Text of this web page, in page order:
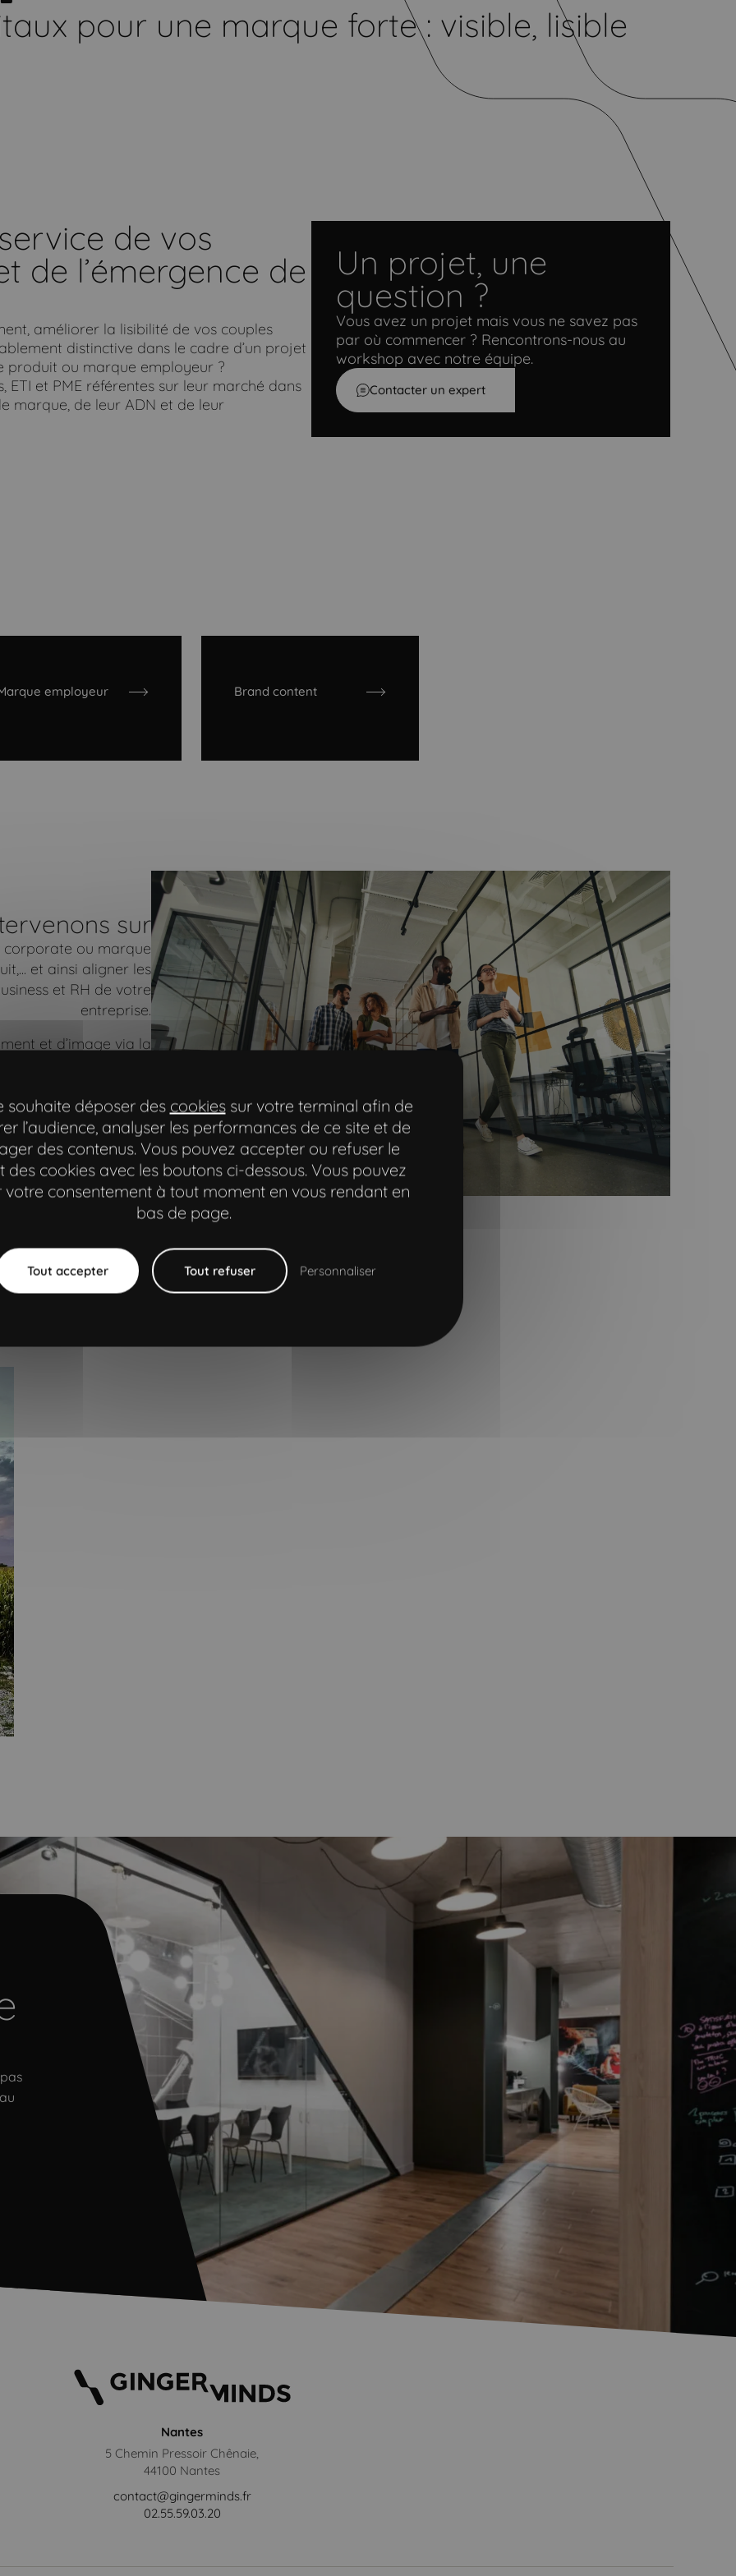
pour une marque forte : visible, lisible
de vos
de l’émergence de
améliorer la lisibilité de vos couples
distinctive dans le cadre d’un projet
produit ou marque employeur ?
et PME référentes sur leur marché dans
marque, de leur ADN et de leur
Un projet, une
question ?
Vous avez un projet mais vous ne savez pas
par où commencer ? Rencontrons-nous au
workshop avec notre équipe.
Contacter un expert
employeur Brand content
sur
corporate ou marque
et ainsi aligner les
et RH de votre
entreprise.
et d’image via la
éditoriale.
clé à travers
le lancement d’une
construire dans la
votre leadership ?
business case
Nantes
5 Chemin Pressoir Chênaie,
44100 Nantes
contact@gingerminds.fr
02.55.59.03.20
souhaite déposer des cookiessur votre terminal afin de
l’audience, analyser les performances de ce site et de
des contenus. Vous pouvez accepter ou refuser le
des cookies avec les boutons ci-dessous. Vous pouvez
votre consentement à tout moment en vous rendant en
bas de page.
Tout accepter Tout refuser Personnaliser